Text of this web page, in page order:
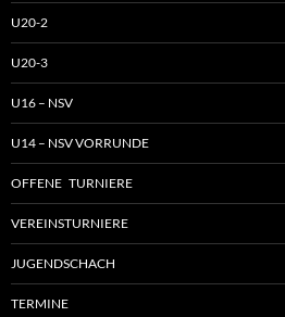
U20-2
U20-3
U16 – NSV
U14 – NSV VORRUNDE
OFFENE TURNIERE
VEREINSTURNIERE
JUGENDSCHACH
TERMINE